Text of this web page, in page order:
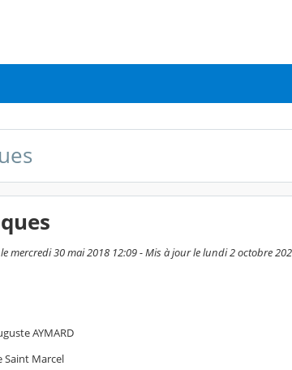
mercredi 30 mai 2018 12:09 - Mis à jour le lundi 2 octobre
AYMARD
Saint Marcel